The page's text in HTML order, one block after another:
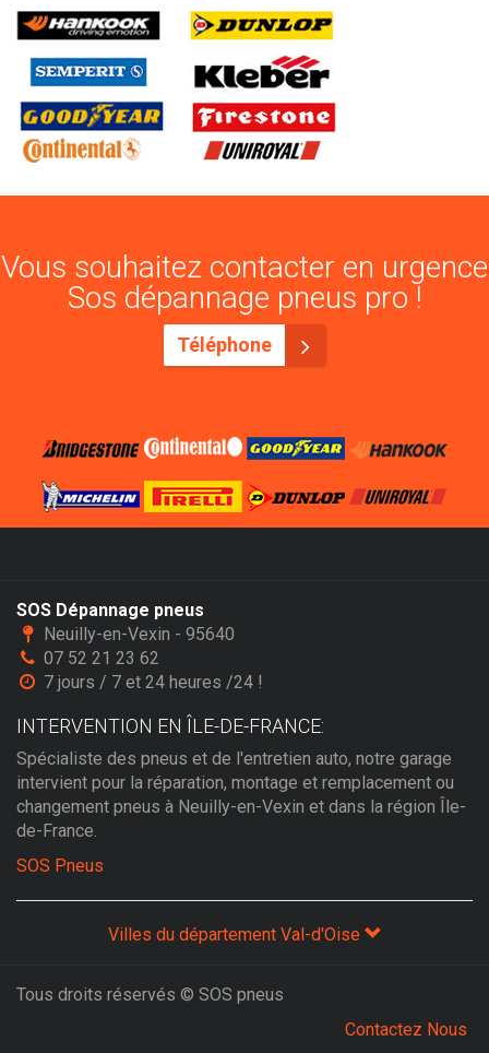
Vous souhaitez contacter en urgence
Sos dépannage pneus pro !
Téléphone
SOS Dépannage pneus
Neuilly-en-Vexin - 95640
07 52 21 23 62
7 jours / 7 et 24 heures /24 !
INTERVENTION EN ÎLE-DE-FRANCE:
Spécialiste des pneus et de l'entretien auto, notre garage
intervient pour la réparation, montage et remplacement ou
changement pneus à Neuilly-en-Vexin et dans la région Île-
de-France.
SOS Pneus
Villes du département Val-d'Oise
Tous droits réservés © SOS pneus
Contactez Nous